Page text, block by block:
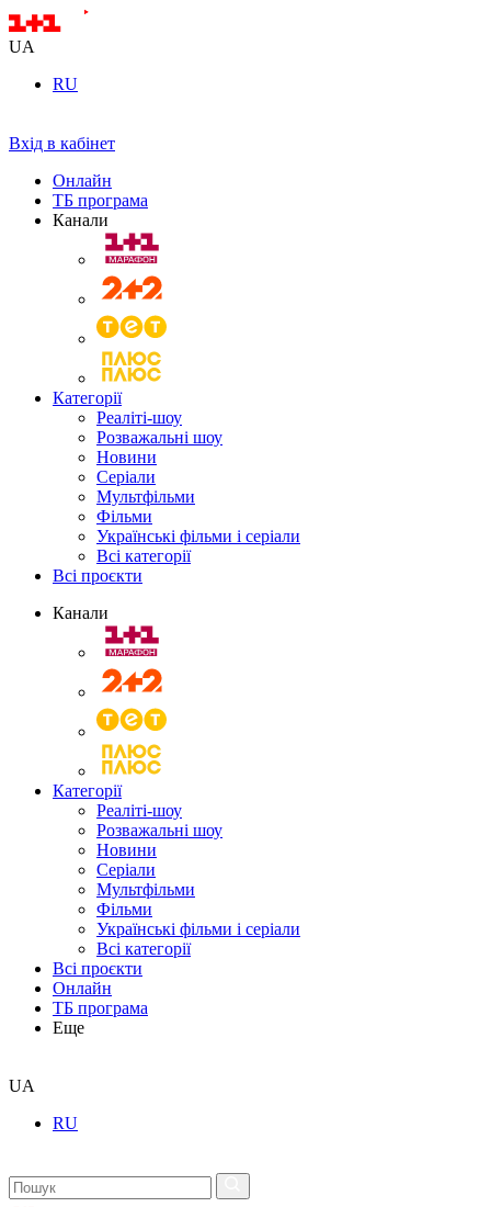
UA
RU
Вхід в кабінет
Онлайн
ТБ програма
Канали
Категорії
Реаліті-шоу
Розважальні шоу
Новини
Серіали
Мультфільми
Фільми
Українські фільми і серіали
Всі категорії
Всі проєкти
Канали
Категорії
Реаліті-шоу
Розважальні шоу
Новини
Серіали
Мультфільми
Фільми
Українські фільми і серіали
Всі категорії
Всі проєкти
Онлайн
ТБ програма
Еще
UA
RU